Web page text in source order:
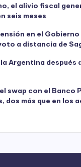
el alivio fiscal
seis meses
en el
a distancia de
la Argentina después
swap con el Banco
dos más que en los